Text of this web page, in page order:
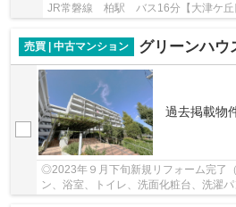
JR常磐線 柏駅 バス16分【大津ケ
売買 | 中古マンション グリーンハウ
過去掲載物
◎2023年９月下旬新規リフォーム完了
ン、浴室、トイレ、洗面化粧台、洗濯
ニング等）